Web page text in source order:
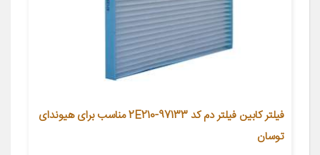
فیلتر کابین فیلتر دم کد 97133-2E210 مناسب برای هیوندای
توسان